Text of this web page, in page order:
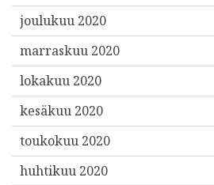
joulukuu 2020
marraskuu 2020
lokakuu 2020
kesäkuu 2020
toukokuu 2020
huhtikuu 2020